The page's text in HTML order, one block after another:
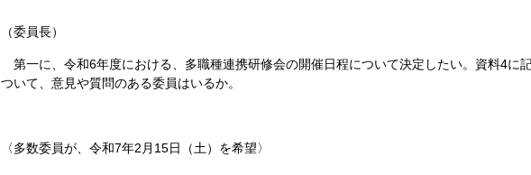
（委員長）
第一に、令和6年度における、多職種連携研修会の開催日程について決定したい。資料4に
ついて、意見や質問のある委員はいるか。
〈多数委員が、令和7年2月15日（土）を希望〉